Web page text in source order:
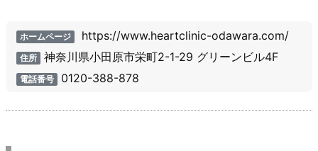
ホームページ https://www.heartclinic-odawara.com/
住所 神奈川県小田原市栄町2-1-29 グリーンビル4F
電話番号 0120-388-878